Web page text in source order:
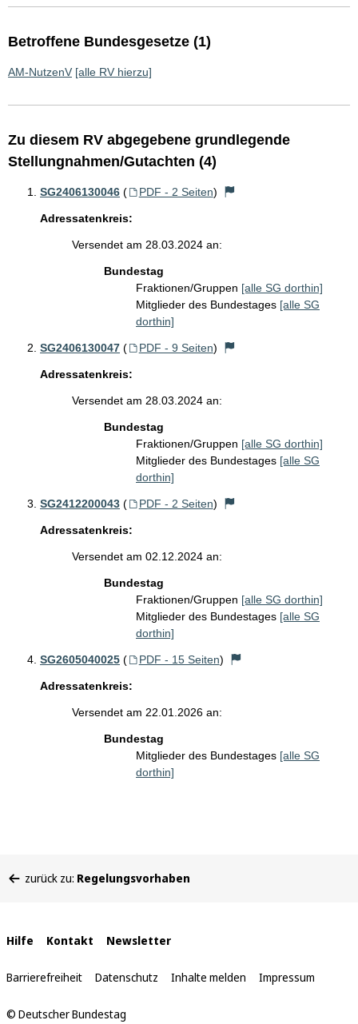
Betroffene Bundesgesetze (1)
AM-NutzenV [alle RV hierzu]
Zu diesem RV abgegebene grundlegende
Stellungnahmen/Gutachten (4)
SG2406130046 ( PDF - 2 Seiten)
Adressatenkreis:
Versendet am 28.03.2024 an:
Bundestag
Fraktionen/Gruppen [alle SG dorthin]
Mitglieder des Bundestages [alle SG
dorthin]
SG2406130047 ( PDF - 9 Seiten)
Adressatenkreis:
Versendet am 28.03.2024 an:
Bundestag
Fraktionen/Gruppen [alle SG dorthin]
Mitglieder des Bundestages [alle SG
dorthin]
SG2412200043 ( PDF - 2 Seiten)
Adressatenkreis:
Versendet am 02.12.2024 an:
Bundestag
Fraktionen/Gruppen [alle SG dorthin]
Mitglieder des Bundestages [alle SG
dorthin]
SG2605040025 ( PDF - 15 Seiten)
Adressatenkreis:
Versendet am 22.01.2026 an:
Bundestag
Mitglieder des Bundestages [alle SG
dorthin]
befinden
zurück zu: Regelungsvorhaben
Interne
Links
Hilfe Kontakt Newsletter
Barrierefreiheit Datenschutz Inhalte melden Impressum
© Deutscher Bundestag